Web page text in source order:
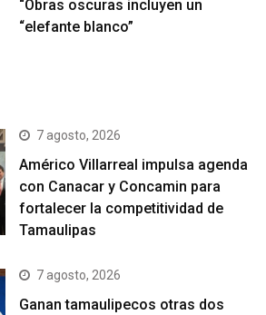
“Obras oscuras incluyen un
“elefante blanco”
7 agosto, 2026
Américo Villarreal impulsa agenda
con Canacar y Concamin para
fortalecer la competitividad de
Tamaulipas
7 agosto, 2026
Ganan tamaulipecos otras dos